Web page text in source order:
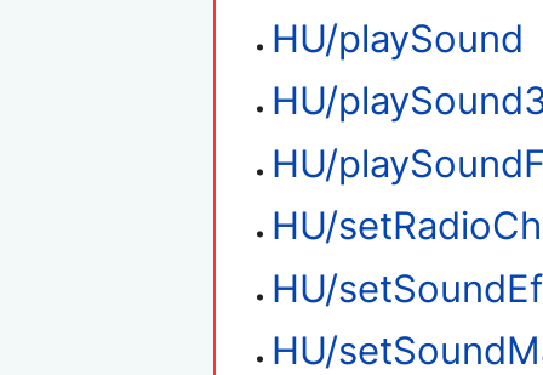
HU/playSound
HU/
HU/
HU/
HU/
HU/